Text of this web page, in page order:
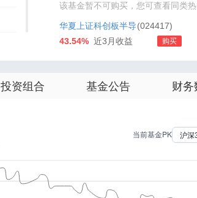
该基金暂不可购买，您可查看同类
华夏上证科创板半导
体材料设备主题ETF
(024417)
43.54% 近3月收益 购买
投资组合 基金公告 财务